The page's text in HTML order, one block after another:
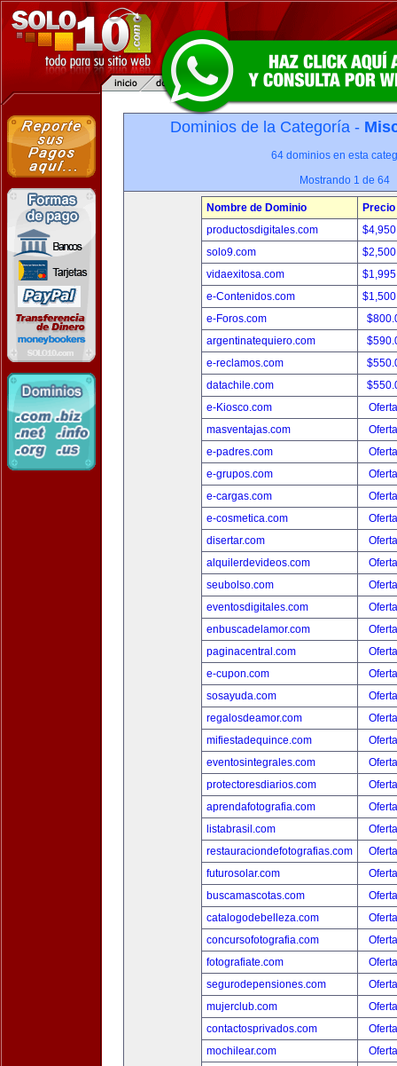
Dominios de la Categoría -
64 dominios en esta
Mostrando 1 de 64
Nombre de Dominio
Precio
productosdigitales.com
solo9.com
vidaexitosa.com
e-Contenidos.com
e-Foros.com
argentinatequiero.com
e-reclamos.com
datachile.com
e-Kiosco.com
masventajas.com
e-padres.com
e-grupos.com
e-cargas.com
e-cosmetica.com
disertar.com
alquilerdevideos.com
seubolso.com
eventosdigitales.com
enbuscadelamor.com
paginacentral.com
e-cupon.com
sosayuda.com
regalosdeamor.com
mifiestadequince.com
eventosintegrales.com
protectoresdiarios.com
aprendafotografia.com
listabrasil.com
restauraciondefotografias.com
futurosolar.com
buscamascotas.com
catalogodebelleza.com
concursofotografia.com
fotografiate.com
segurodepensiones.com
mujerclub.com
contactosprivados.com
mochilear.com